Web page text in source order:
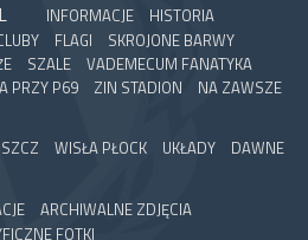
INFORMACJE
HISTORIA
FLAGI
SKROJONE BARWY
SZALE
VADEMECUM FANATYKA
PRZY P69
ZIN STADION
NA ZAWSZE
WISŁA PŁOCK UKŁADY
DAWNE
ARCHIWALNE ZDJĘCIA
FOTKI